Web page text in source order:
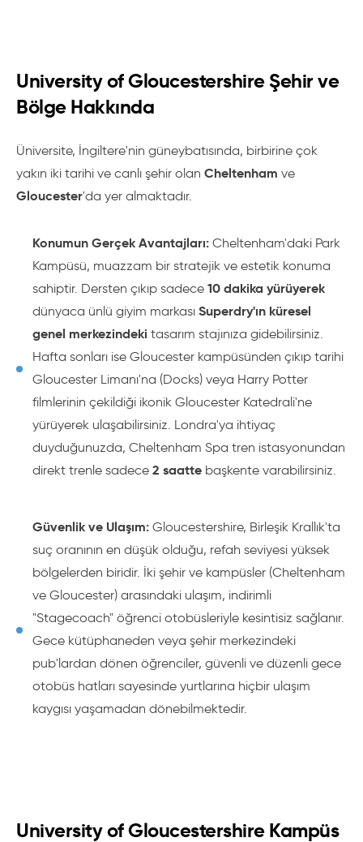
University of Gloucestershire Şehir ve
Bölge Hakkında
Üniversite, İngiltere'nin güneybatısında, birbirine çok
yakın iki tarihi ve canlı şehir olan Cheltenham ve
Gloucester'da yer almaktadır.
Konumun Gerçek Avantajları: Cheltenham'daki Park
Kampüsü, muazzam bir stratejik ve estetik konuma
sahiptir. Dersten çıkıp sadece 10 dakika yürüyerek
dünyaca ünlü giyim markası Superdry'ın küresel
genel merkezindeki tasarım stajınıza gidebilirsiniz.
Hafta sonları ise Gloucester kampüsünden çıkıp tarihi
Gloucester Limanı'na (Docks) veya Harry Potter
filmlerinin çekildiği ikonik Gloucester Katedrali'ne
yürüyerek ulaşabilirsiniz. Londra'ya ihtiyaç
duyduğunuzda, Cheltenham Spa tren istasyonundan
direkt trenle sadece 2 saatte başkente varabilirsiniz.
Güvenlik ve Ulaşım: Gloucestershire, Birleşik Krallık'ta
suç oranının en düşük olduğu, refah seviyesi yüksek
bölgelerden biridir. İki şehir ve kampüsler (Cheltenham
ve Gloucester) arasındaki ulaşım, indirimli
"Stagecoach" öğrenci otobüsleriyle kesintisiz sağlanır.
Gece kütüphaneden veya şehir merkezindeki
pub'lardan dönen öğrenciler, güvenli ve düzenli gece
otobüs hatları sayesinde yurtlarına hiçbir ulaşım
kaygısı yaşamadan dönebilmektedir.
University of Gloucestershire Kampüs